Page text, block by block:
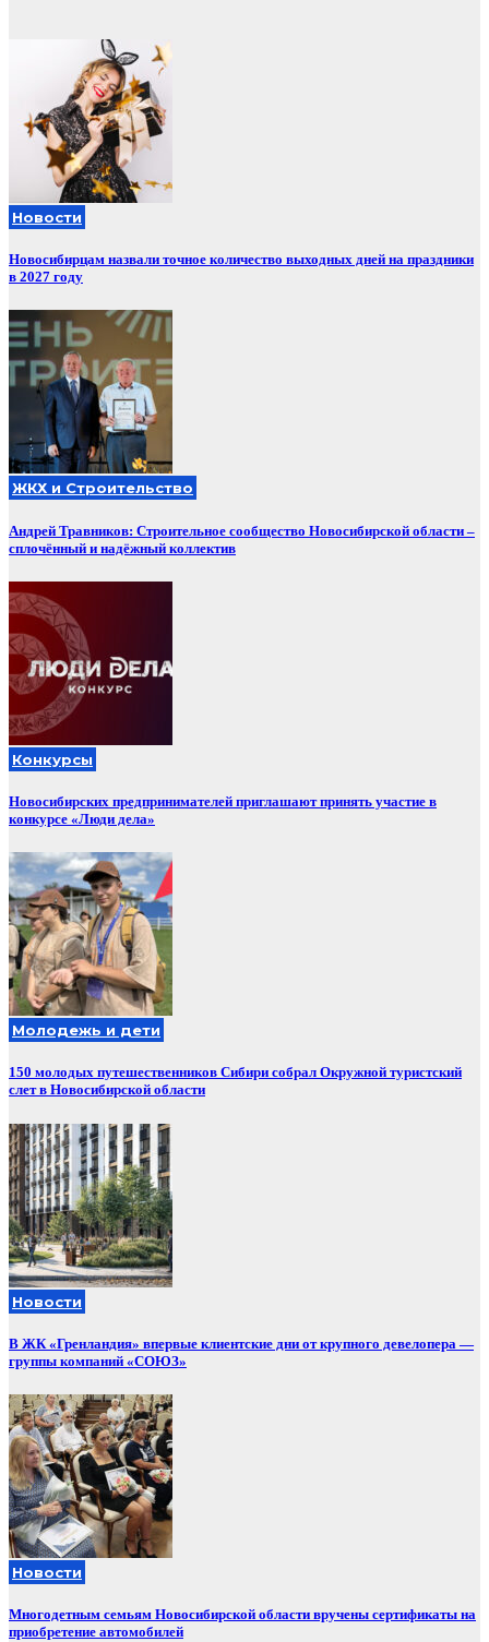
Новости
Новосибирцам назвали точное количество выходных дней на праздники
в 2027 году
ЖКХ и Строительство
Андрей Травников: Строительное сообщество Новосибирской области –
сплочённый и надёжный коллектив
Конкурсы
Новосибирских предпринимателей приглашают принять участие в
конкурсе «Люди дела»
Молодежь и дети
150 молодых путешественников Сибири собрал Окружной туристский
слет в Новосибирской области
Новости
В ЖК «Гренландия» впервые клиентские дни от крупного девелопера —
группы компаний «СОЮЗ»
Новости
Многодетным семьям Новосибирской области вручены сертификаты на
приобретение автомобилей